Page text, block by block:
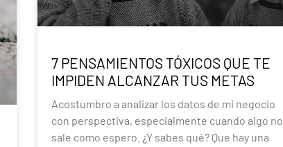
7 PENSAMIENTOS TÓXICOS QUE TE
IMPIDEN ALCANZAR TUS METAS
Acostumbro a analizar los datos de mi negocio
con perspectiva, especialmente cuando algo no
sale como espero. ¿Y sabes qué? Que hay una